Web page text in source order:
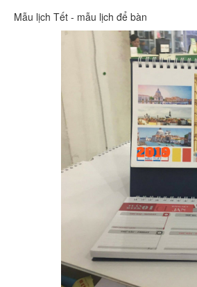
Mẫu lịch Tết - mẫu lịch để bàn